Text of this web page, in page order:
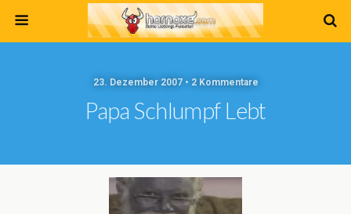
23. Dezember 2007 • 2 Kommentare
Papa Schlumpf Lebt